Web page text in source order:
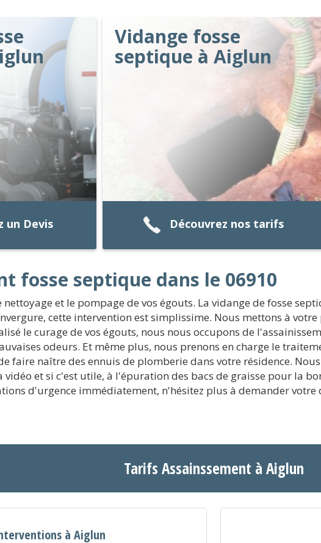
un Devis
Vidange fosse
septique à Aiglun
Découvrez nos tarifs
fosse septique dans le 06910
et le pompage de vos égouts. La vidange de fosse
cette intervention est simplissime. Nous mettons à
le curage de vos égouts, nous nous occupons de
odeurs. Et même plus, nous prenons en charge le
faire naître des ennuis de plomberie dans votre résidence.
et si c'est utile, à l'épuration des bacs de graisse pour la
d'urgence immédiatement, n'hésitez plus à demander votre
Tarifs Assainssement à Aiglun
à Aiglun